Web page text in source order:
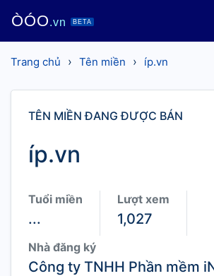
ÒÓO.vn BETA
Trang chủ › Tên miền › íp.vn
TÊN MIỀN ĐANG ĐƯỢC BÁN
íp.vn
Tuổi miền
...
Lượt xem
1,027
Nhà đăng ký
Công ty TNHH Phần mềm